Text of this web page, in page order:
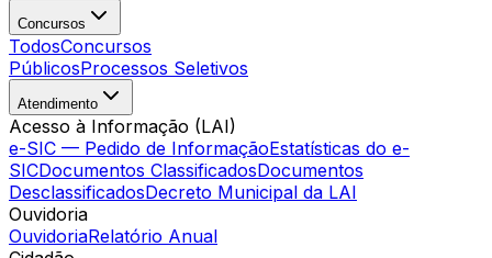
Concursos
TodosConcursos
PúblicosProcessos Seletivos
Atendimento
Acesso à Informação (LAI)
e-SIC — Pedido de InformaçãoEstatísticas do e-
SICDocumentos ClassificadosDocumentos
DesclassificadosDecreto Municipal da LAI
Ouvidoria
OuvidoriaRelatório Anual